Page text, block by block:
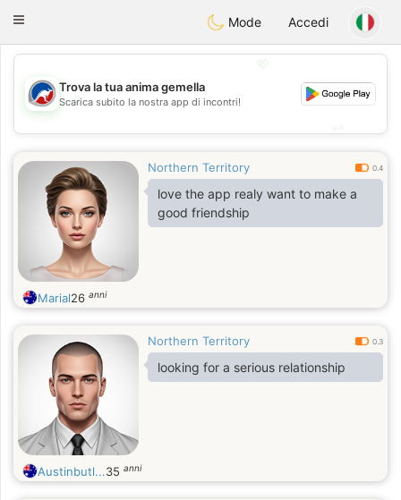
AustraliaChat
Toggle
Mode Accedi
💖
💕
Trova la tua anima gemella
Scarica subito la nostra app di incontri!
Northern Territory 0.4
love the app realy want to make a
good friendship
Marial26 anni
Northern Territory 0.3
looking for a serious relationship
Austinbutl...35 anni